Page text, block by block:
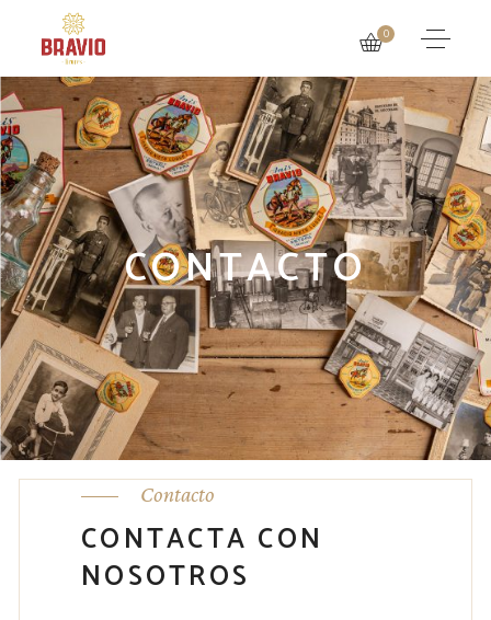
0
CONTACTO
Contacto
CONTACTA CON
NOSOTROS